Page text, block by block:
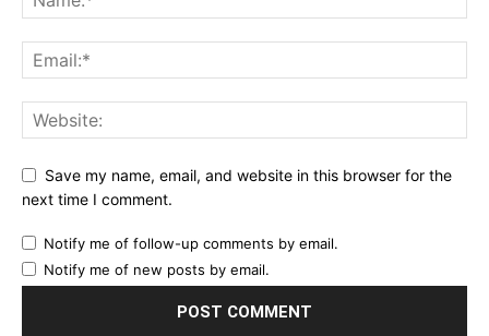
Save my name, email, and website in this browser for the
next time I comment.
Notify me of follow-up comments by email.
Notify me of new posts by email.